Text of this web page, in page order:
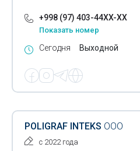
+998 (97) 403-44XX-XX
Показать номер
Сегодня Выходной
POLIGRAF INTEKS ООО
с 2022 года